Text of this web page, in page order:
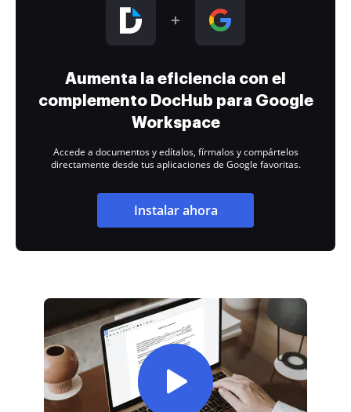
Aumenta la eficiencia con el
complemento DocHub para Google
Workspace
Accede a documentos y edítalos, fírmalos y compártelos
directamente desde tus aplicaciones de Google favoritas.
Instalar ahora